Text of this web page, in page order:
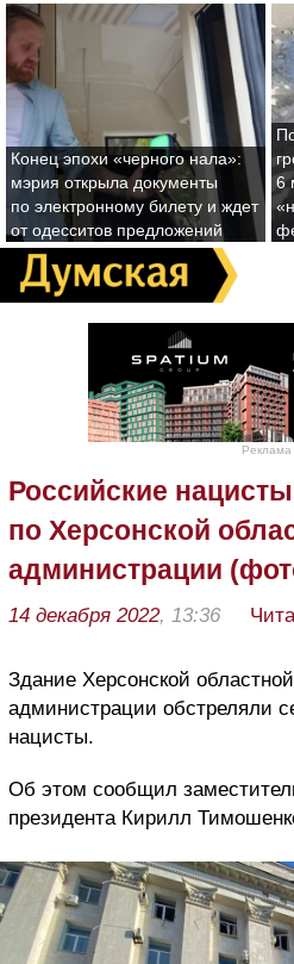
Конец эпохи «черного нала»:
мэрия открыла документы
по электронному билету и ждет
от одесситов предложений
6
Реклама
Российские
по Херсонской
администрации
14 декабря 2022, 13:36
Здание Херсонской
администрации обстреляли
нацисты.
Об этом сообщил
президента Кирилл